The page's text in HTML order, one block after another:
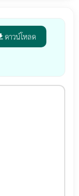
ดาวน์โหลด